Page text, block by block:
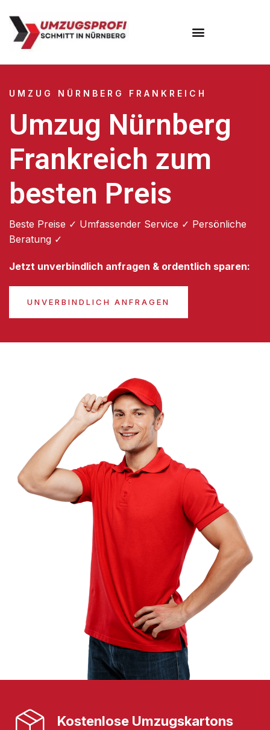
UMZUG NÜRNBERG FRANKREICH
Umzug Nürnberg
Frankreich zum
besten Preis
Beste Preise ✓ Umfassender Service ✓ Persönliche
Beratung ✓
Jetzt unverbindlich anfragen & ordentlich sparen:
UNVERBINDLICH ANFRAGEN
Kostenlose Umzugskartons